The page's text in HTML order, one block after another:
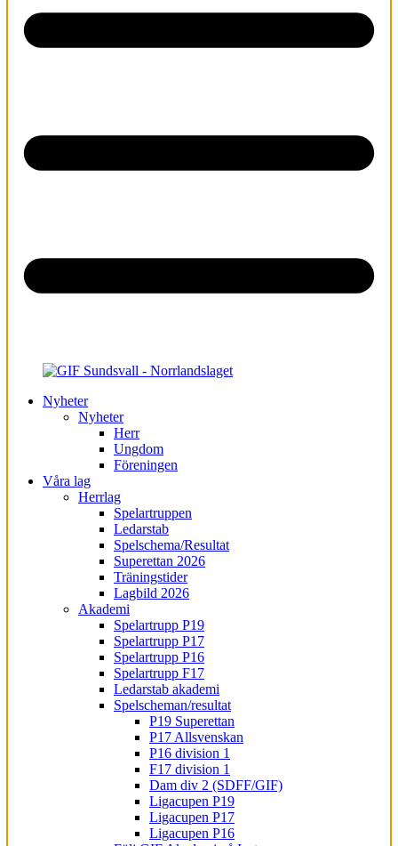
Nyheter
Nyheter
Herr
Ungdom
Föreningen
Våra lag
Herrlag
Spelartruppen
Ledarstab
Spelschema/Resultat
Superettan 2026
Träningstider
Lagbild 2026
Akademi
Spelartrupp P19
Spelartrupp P17
Spelartrupp P16
Spelartrupp F17
Ledarstab akademi
Spelscheman/resultat
P19 Superettan
P17 Allsvenskan
P16 division 1
F17 division 1
Dam div 2 (SDFF/GIF)
Ligacupen P19
Ligacupen P17
Ligacupen P16